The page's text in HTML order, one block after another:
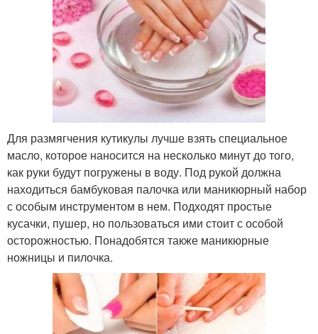
Для размягчения кутикулы лучше взять специальное
масло, которое наносится на несколько минут до того,
как руки будут погружены в воду. Под рукой должна
находиться бамбуковая палочка или маникюрный набор
с особым инструментом в нем. Подходят простые
кусачки, пушер, но пользоваться ими стоит с особой
осторожностью. Понадобятся также маникюрные
ножницы и пилочка.